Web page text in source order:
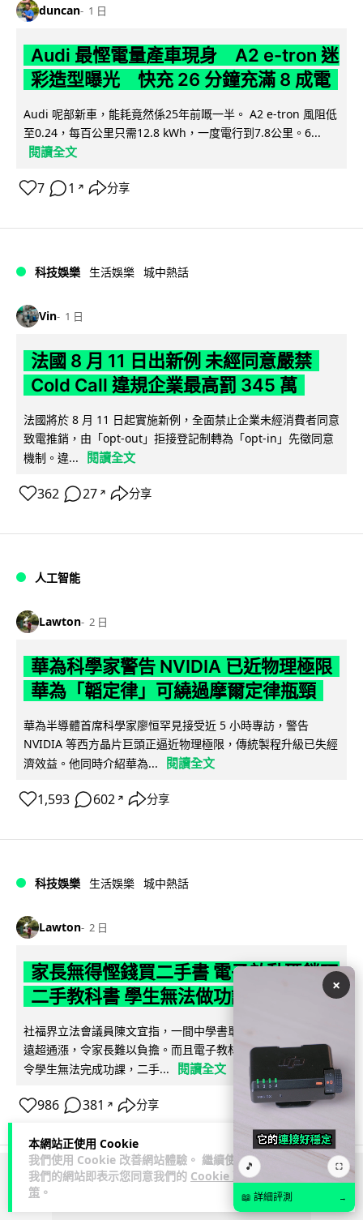
本網站正使用 Cookie
我們使用 Cookie 改善網站體驗。 繼續使用
我們的網站即表示您同意我們的 Cookie 政
策 。
duncan 1 日
Audi 最慳電量產車現身 A2 e-tron 迷
彩造型曝光 快充 26 分鐘充滿 8 成電
Audi 呢部新車，能耗竟然係25年前嘅一半。 A2 e-tron 風阻低
至0.24，每百公里只需12.8 kWh，一度電行到7.8公里。6...
閱讀全文
7 1 ↗ 分享
科技娛樂 生活娛樂 城中熱話
Vin 1 日
法國 8 月 11 日出新例 未經同意嚴禁
Cold Call 違規企業最高罰 345 萬
法國將於 8 月 11 日起實施新例，全面禁止企業未經消費者同意
致電推銷，由「opt-out」拒接登記制轉為「opt-in」先徵同意
機制。違...
閱讀全文
362 27 ↗ 分享
人工智能
Lawton 2 日
華為科學家警告 NVIDIA 已近物理極限
華為「韜定律」可繞過摩爾定律瓶頸
華為半導體首席科學家廖恒罕見接受近 5 小時專訪，警告
NVIDIA 等西方晶片巨頭正逼近物理極限，傳統製程升級已失經
濟效益。他同時介紹華為...
閱讀全文
1,593 602 ↗ 分享
科技娛樂 生活娛樂 城中熱話
Lawton 2 日
家長無得慳錢買二手書 電子啟動碼鎖死
二手教科書 學生無法做功課
社福界立法會議員陳文宜指，一間中學書單價錢按年加 14.7%
遠超通漲，令家長難以負擔。而且電子教材啟動碼這項設計，
令學生無法完成功課，二手...
閱讀全文
986 381 ↗ 分享
ADVERTISEMENT
×
🎵 ⛶
📖 詳細評測 →